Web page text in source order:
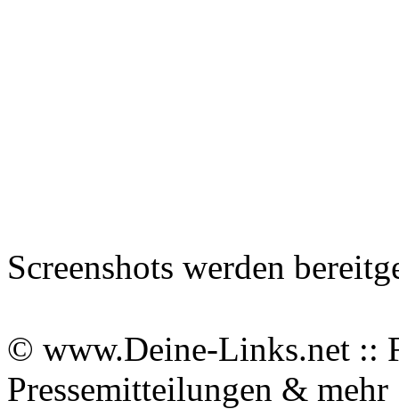
Screenshots werden
© www.Deine-Links.net ::
Pressemitteilungen &